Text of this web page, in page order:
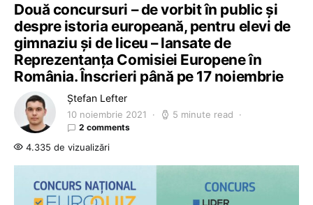
Două concursuri – de vorbit în public și
despre istoria europeană, pentru elevi de
gimnaziu și de liceu – lansate de
Reprezentanța Comisiei Europene în
România. Înscrieri până pe 17 noiembrie
Ștefan Lefter
10 noiembrie 2021 5 minute read
2 comments
4.335 de vizualizări